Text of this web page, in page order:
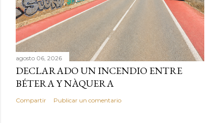
agosto 06, 2026
DECLARADO UN INCENDIO ENTRE
BÉTERA Y NÀQUERA
Compartir Publicar un comentario